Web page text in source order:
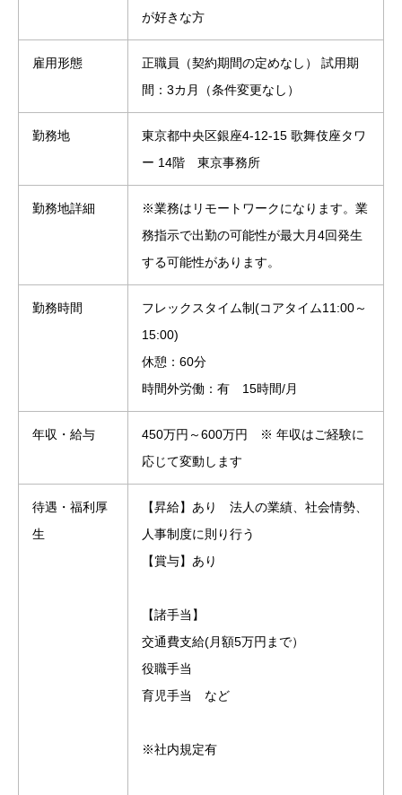
が好きな方
雇用形態
正職員（契約期間の定めなし） 試用期
間：3カ月（条件変更なし）
勤務地
東京都中央区銀座4-12-15 歌舞伎座タワ
ー 14階 東京事務所
勤務地詳細
※業務はリモートワークになります。業
務指示で出勤の可能性が最大月4回発生
する可能性があります。
勤務時間
フレックスタイム制(コアタイム11:00～
15:00)
休憩：60分
時間外労働：有 15時間/月
年収・給与
450万円～600万円 ※ 年収はご経験に
応じて変動します
待遇・福利厚
生
【昇給】あり 法人の業績、社会情勢、
人事制度に則り行う
【賞与】あり
【諸手当】
交通費支給(月額5万円まで）
役職手当
育児手当 など
※社内規定有